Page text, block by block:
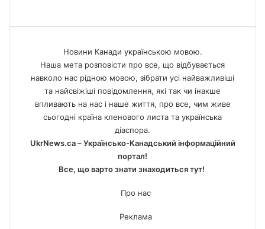
Новини Канади українською мовою.
Наша мета розповісти про все, що відбувається
навколо нас рідною мовою, зібрати усі найважливіші
та найсвіжіші повідомлення, які так чи інакше
впливають на нас і наше життя, про все, чим живе
сьогодні країна кленового листа та українська
діаспора.
UkrNews.ca – Українсько-Канадський інформаційний
портал!
Все, що варто знати знаходиться тут!
Про нас
Реклама